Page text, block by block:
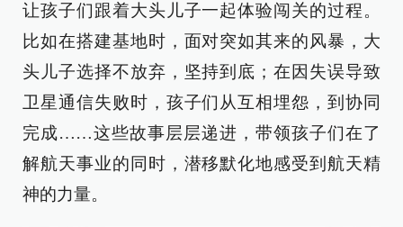
让孩子们跟着大头儿子一起体验闯关的过程。
比如在搭建基地时，面对突如其来的风暴，大
头儿子选择不放弃，坚持到底；在因失误导致
卫星通信失败时，孩子们从互相埋怨，到协同
完成……这些故事层层递进，带领孩子们在了
解航天事业的同时，潜移默化地感受到航天精
神的力量。